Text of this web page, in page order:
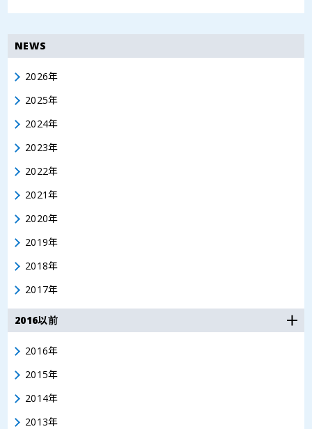
NEWS
2026年
2025年
2024年
2023年
2022年
2021年
2020年
2019年
2018年
2017年
2016以前
2016年
2015年
2014年
2013年